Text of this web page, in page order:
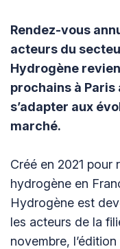
Rendez-vous
acteurs du
Hydrogène
prochains à
s’adapter aux
marché.
Créé en 2021 pour
hydrogène en
Hydrogène est
les acteurs de la
novembre,